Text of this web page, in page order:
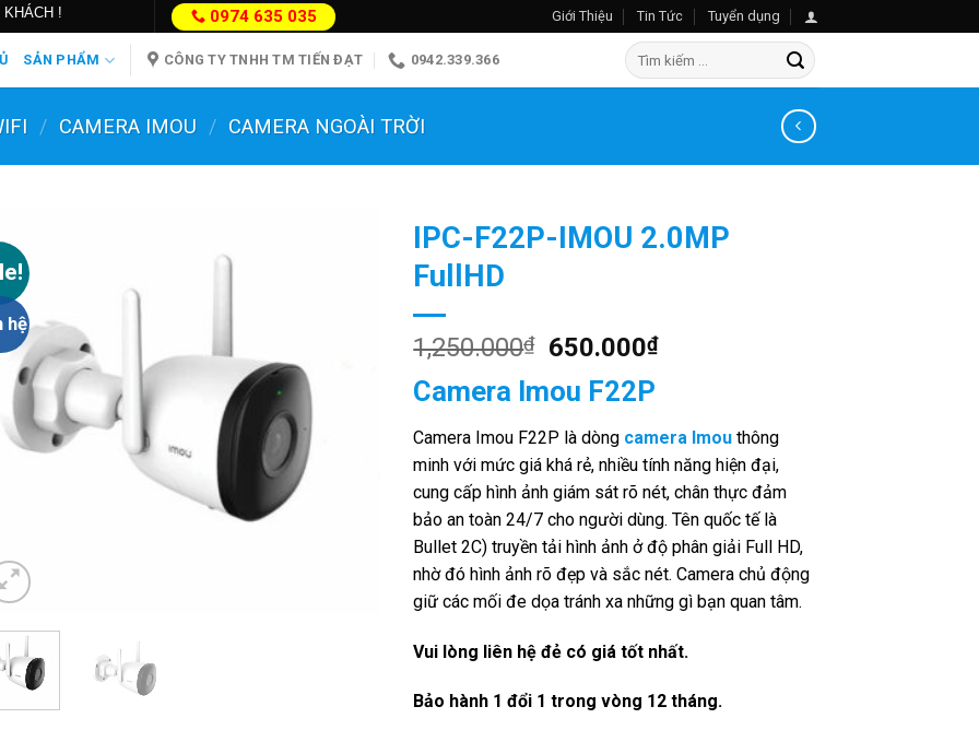
! 0974 635 035 Giới Thiệu Tin Tức Tuyển dụng
SẢN PHẨM CÔNG TY TNHH TM TIẾN ĐẠT 0942.339.366
Search
for:
/ CAMERA IMOU / CAMERA NGOÀI TRỜI
hệ
IPC-F22P-IMOU 2.0MP
FullHD
1,250.000₫ 650.000₫
Camera Imou F22P
Camera Imou F22P là dòng camera Imou thông
minh với mức giá khá rẻ, nhiều tính năng hiện đại,
cung cấp hình ảnh giám sát rõ nét, chân thực đảm
bảo an toàn 24/7 cho người dùng. Tên quốc tế là
Bullet 2C) truyền tải hình ảnh ở độ phân giải Full HD,
nhờ đó hình ảnh rõ đẹp và sắc nét. Camera chủ động
giữ các mối đe dọa tránh xa những gì bạn quan tâm.
Vui lòng liên hệ đẻ có giá tốt nhất.
Bảo hành 1 đổi 1 trong vòng 12 tháng.